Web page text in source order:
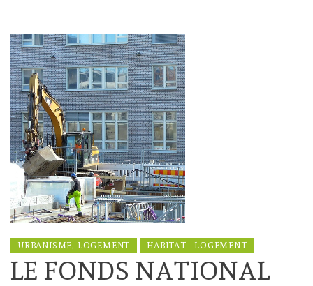
URBANISME, LOGEMENT HABITAT - LOGEMENT
LE FONDS NATIONAL